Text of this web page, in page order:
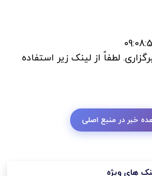
لطفاً از لینک زیر استفاده
خبر در منبع اصلی
های ویژه